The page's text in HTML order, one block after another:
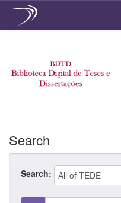
Search
Search: